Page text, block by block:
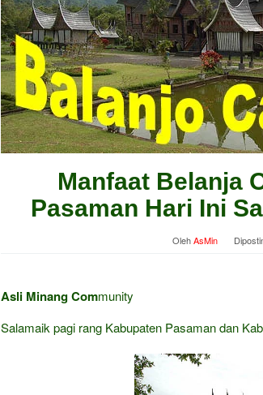
Manfaat Belanja
Pasaman Hari Ini
OlehAsMin
Asli Minang Community
Salamaik pagi rang Kabupaten Pasaman dan